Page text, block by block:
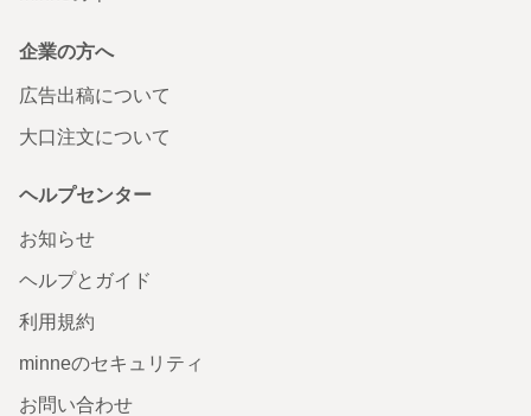
企業の方へ
広告出稿について
大口注文について
ヘルプセンター
お知らせ
ヘルプとガイド
利用規約
minneのセキュリティ
お問い合わせ